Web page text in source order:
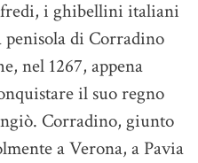
i ghibellini italiani
penisola di Corradino
nel 1267, appena
il suo regno
Corradino, giunto
a Verona, a Pavia